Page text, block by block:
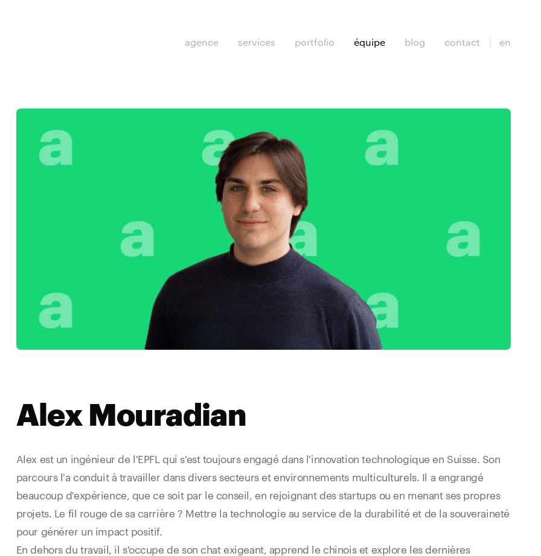
agence services portfolio équipe blog contact en
Alex Mouradian
Alex est un ingénieur de l'EPFL qui s'est toujours engagé dans l'innovation technologique en Suisse. Son
parcours l'a conduit à travailler dans divers secteurs et environnements multiculturels. Il a engrangé
beaucoup d'expérience, que ce soit par le conseil, en rejoignant des startups ou en menant ses propres
projets. Le fil rouge de sa carrière ? Mettre la technologie au service de la durabilité et de la souveraineté
pour générer un impact positif.
En dehors du travail, il s'occupe de son chat exigeant, apprend le chinois et explore les dernières